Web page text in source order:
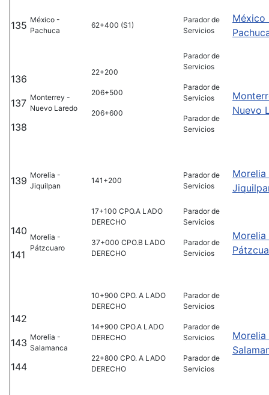
135 México -
Pachuca
62+400 (S1)
Parador de
Servicios
México
136
137
138
Monterrey -
Nuevo Laredo
22+200
206+500
206+600
Parador de
Servicios
Parador de
Servicios
Parador de
Servicios
Nuevo
139 Morelia -
Jiquilpan
141+200
Parador de
Servicios
Morelia
140
141
Morelia -
Pátzcuaro
17+100 CPO.A LADO
DERECHO
37+000 CPO.B LADO
DERECHO
Parador de
Servicios
Parador de
Servicios
Morelia
142
143
144
Morelia -
Salamanca
10+900 CPO. A LADO
DERECHO
14+900 CPO.A LADO
DERECHO
22+800 CPO. A LADO
DERECHO
Parador de
Servicios
Parador de
Servicios
Parador de
Servicios
Morelia